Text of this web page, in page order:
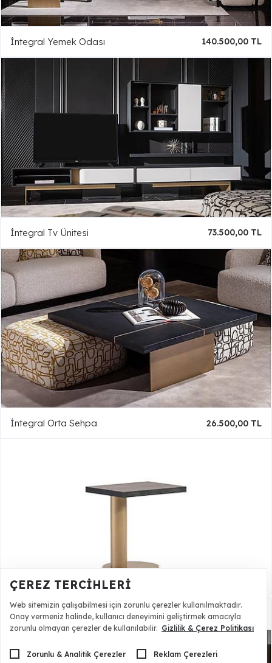
İntegral Yemek Odası 140.500,00 TL
İntegral Tv Ünitesi 73.500,00 TL
İntegral Orta Sehpa 26.500,00 TL
İntegral Yan Sehpa 18.500,00 TL
ÇEREZ TERCIHLERI
Web sitemizin çalışabilmesi için zorunlu çerezler kullanılmaktadır.
Onay vermeniz halinde, kullanıcı deneyimini geliştirmek amacıyla
zorunlu olmayan çerezler de kullanılabilir. Gizlilik & Çerez Politikası
Zorunlu & Analitik Çerezler Reklam Çerezleri